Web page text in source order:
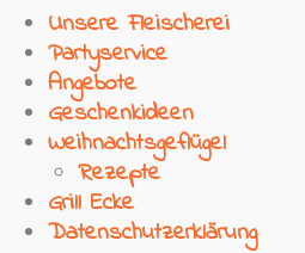
Unsere Fleischerei
Partyservice
Angebote
Geschenkideen
Weihnachtsgeflügel
Rezepte
Grill Ecke
Datenschutzerklärung